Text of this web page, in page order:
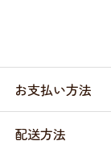
お支払い方法
配送方法